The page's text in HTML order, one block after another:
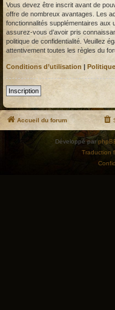
Vous devez être inscrit avant de
offre de nombreux avantages. Les
fonctionnalités supplémentaires aux
assurez-vous d’avoir pris
politique de confidentialité. Veuillez
attentivement toutes les règles du
Conditions d’utilisation |
Inscription
Accueil du forum
Développé par
Traduction